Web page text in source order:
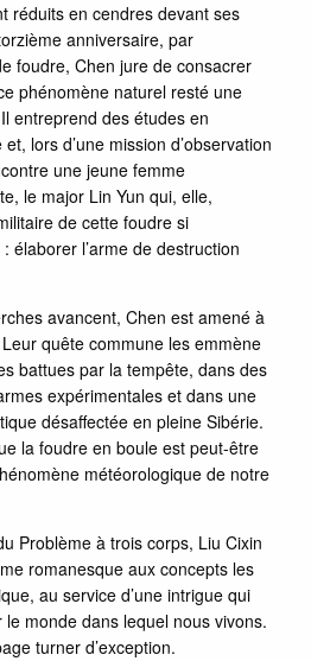
réduits en cendres devant ses
anniversaire, par
foudre, Chen jure de consacrer
phénomène naturel resté une
entreprend des études en
lors d’une mission d’observation
une jeune femme
le major Lin Yun qui, elle,
de cette foudre si
élaborer l’arme de destruction
avancent, Chen est amené à
quête commune les emmène
battues par la tempête, dans des
expérimentales et dans une
désaffectée en pleine Sibérie.
la foudre en boule est peut-être
météorologique de notre
Problème à trois corps, Liu Cixin
romanesque aux concepts les
au service d’une intrigue qui
monde dans lequel nous vivons.
turner d’exception.